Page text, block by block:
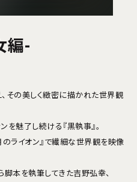
編-
その美しく緻密に描かれた世界観
魅了し続ける『黒執事』。
のライオン』で繊細な世界観を映像
脚本を執筆してきた吉野弘幸、